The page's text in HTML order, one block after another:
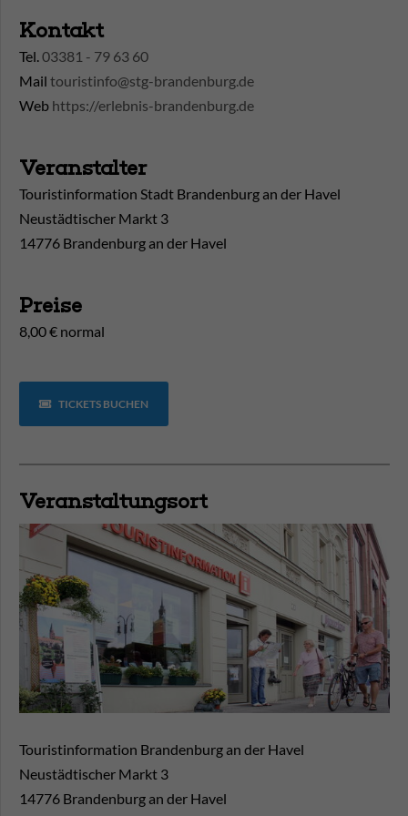
Kontakt
Tel.03381 - 79 63 60
Mail touristinfo@stg-brandenburg.de
Web https://erlebnis-brandenburg.de
Veranstalter
Touristinformation Stadt Brandenburg an der Havel
Neustädtischer Markt 3
14776 Brandenburg an der Havel
Preise
8,00 € normal
TICKETS BUCHEN
Veranstaltungsort
Touristinformation Brandenburg an der Havel
Neustädtischer Markt 3
14776 Brandenburg an der Havel